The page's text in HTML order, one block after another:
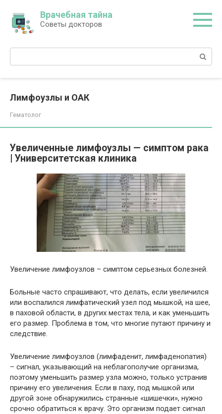
контенту
Врачебная тайна
Советы докторов
Поиск:
Лимфоузлы и ОАК
Гематолог
Увеличенные лимфоузлы — симптом рака
| Университетская клиника
Увеличение лимфоузлов – симптом серьезных болезней.
Больные часто спрашивают, что делать, если увеличился
или воспалился лимфатический узел под мышкой, на шее,
в паховой области, в других местах тела, и как уменьшить
его размер. Проблема в том, что многие путают причину и
следствие.
Увеличение лимфоузлов (лимфаденит, лимфаденопатия)
– сигнал, указывающий на неблагополучие организма,
поэтому уменьшить размер узла можно, только устранив
причину его увеличения. Если в паху, под мышкой или
другой зоне обнаружились странные «шишечки», нужно
срочно обратиться к врачу. Это организм подает сигнал